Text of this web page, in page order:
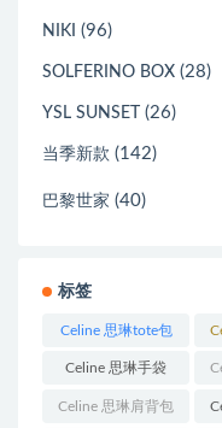
NIKI (96)
SOLFERINO BOX (28)
YSL SUNSET (26)
当季新款 (142)
巴黎世家 (40)
标签
Celine 思琳tote包
(23)
Celine 思琳手袋
(250)
Celine 思琳肩背包